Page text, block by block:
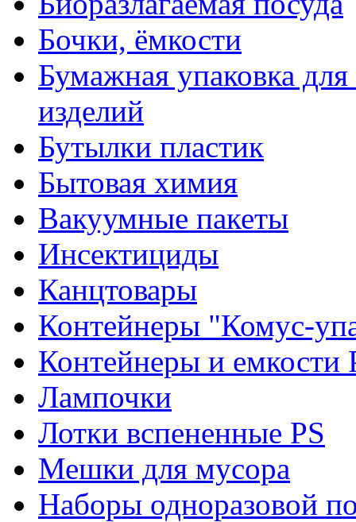
Бочки, ёмкости
Бумажная упаковка
изделий
Бутылки пластик
Бытовая химия
Вакуумные пакеты
Инсектициды
Канцтовары
Контейнеры "Комус-
Контейнеры и емкости
Лампочки
Лотки вспененные PS
Мешки для мусора
Наборы одноразовой